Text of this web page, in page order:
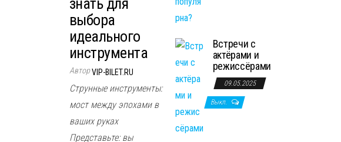
знать для
выбора
идеального
инструмента
АвторVIP-BILET.RU
Струнные инструменты:
мост между эпохами в
ваших руках
Представьте: вы
Встречи с
актёрами и
режиссёрами
09.05.2025
Выкл.